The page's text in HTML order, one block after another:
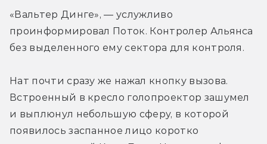
«Вальтер Динге», — услужливо
проинформировал Поток. Контролер Альянса
без выделенного ему сектора для контроля.
Нат почти сразу же нажал кнопку вызова.
Встроенный в кресло голопроектор зашумел
и выплюнул небольшую сферу, в которой
появилось заспанное лицо коротко